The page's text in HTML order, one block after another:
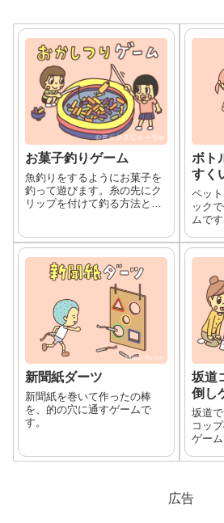
お菓子釣りゲーム
魚釣りをするようにお菓子を
釣って遊びます。糸の先にク
リップを付けて釣る方法と、
紹介します。縁日遊びやお祭
り遊びで人気のある遊びで
ボト
すく
ペッ
ック
ムで
新聞紙ダーツ
新聞紙を巻いて作ったの棒
を、的の穴に通すゲームで
す。
坂道
倒し
坂道
コッ
ゲーム
広告